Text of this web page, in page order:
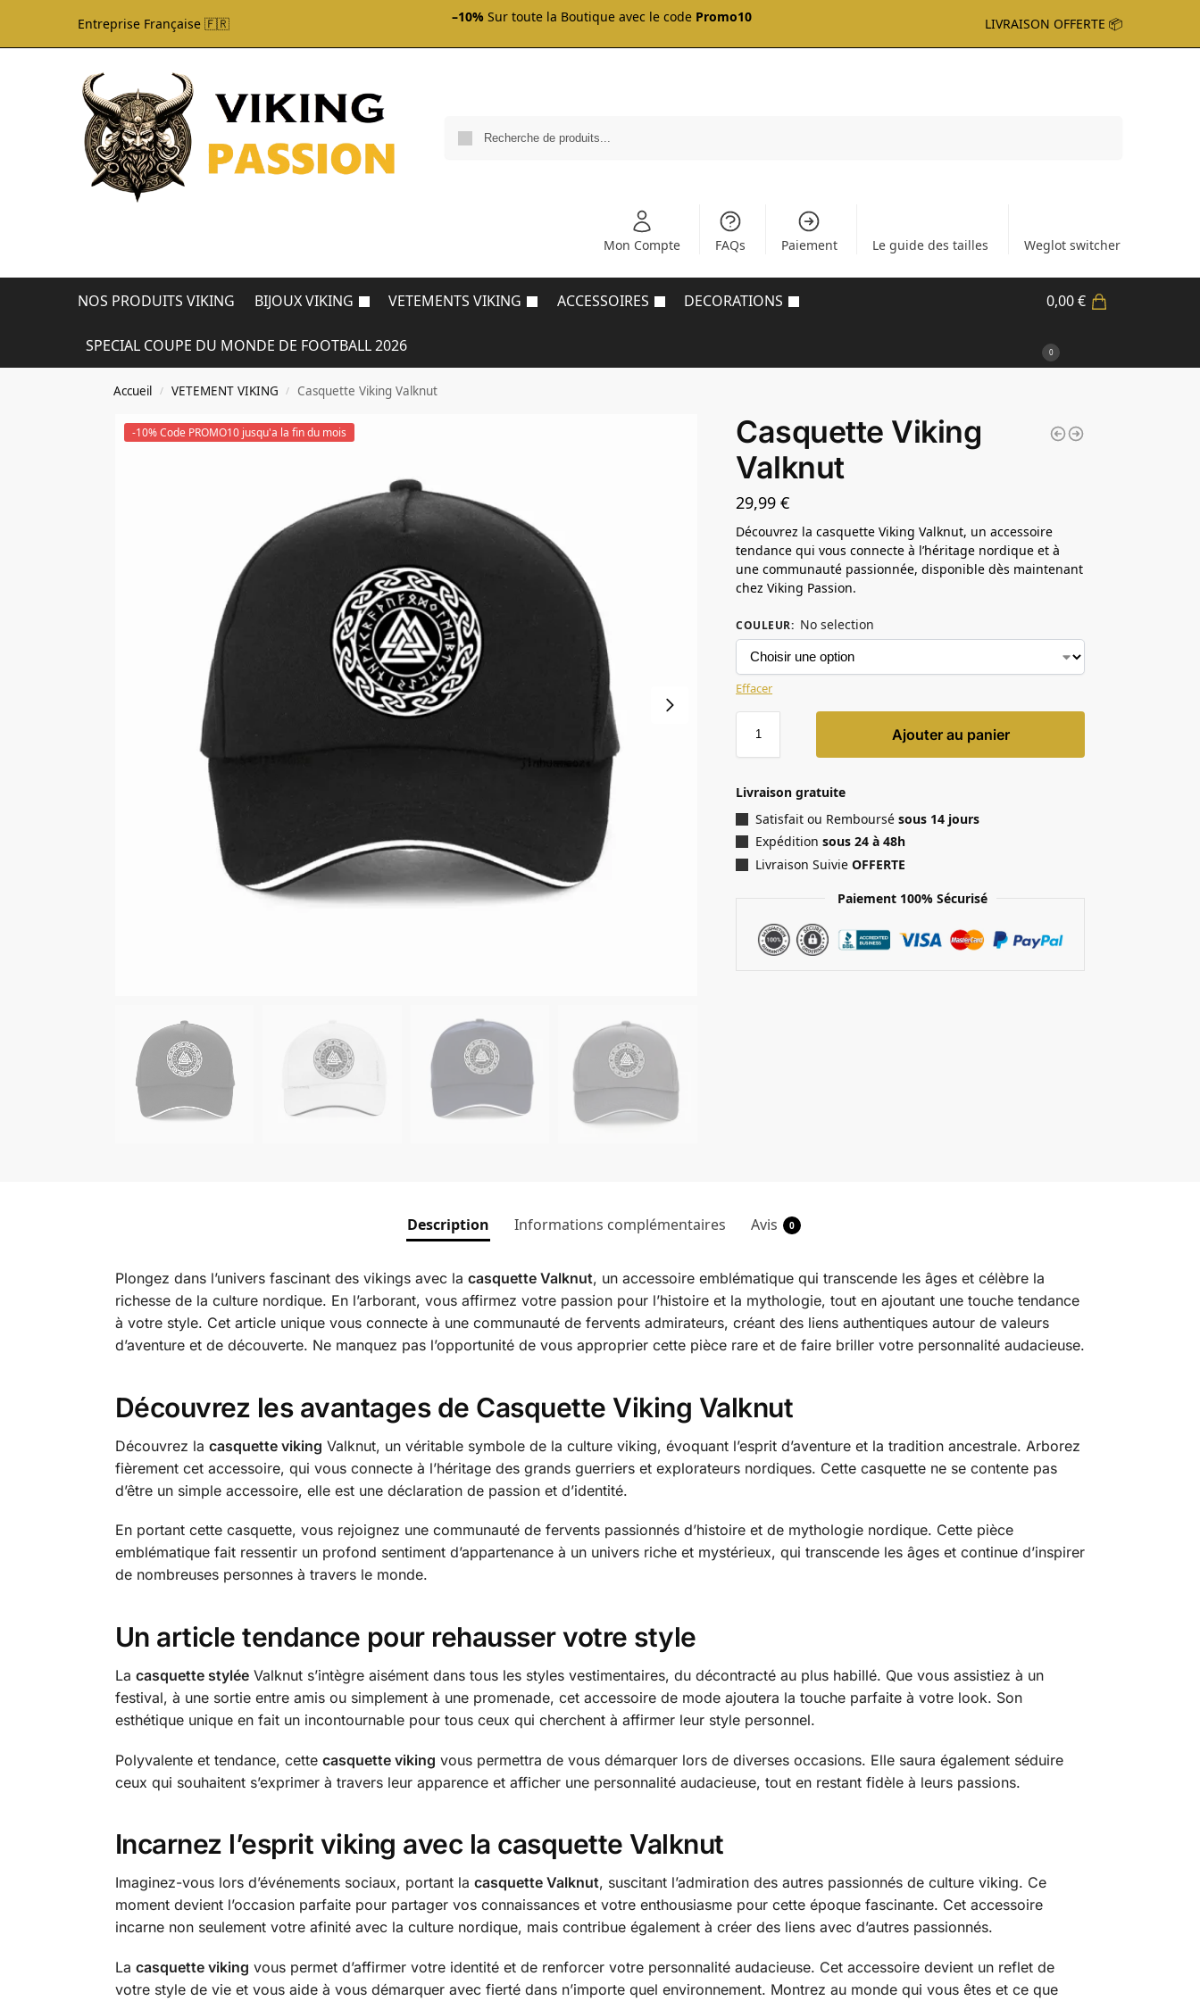
Entreprise Française 🇫🇷 –10% Sur toute la Boutique avec le code Promo10 LIVRAISON OFFERTE 📦
Mon Compte FAQs Paiement Le guide des tailles Weglot switcher
NOS PRODUITS VIKING BIJOUX VIKING VETEMENTS VIKING ACCESSOIRES DECORATIONS
SPECIAL COUPE DU MONDE DE FOOTBALL 2026
0,00€
0
Accueil / VETEMENT VIKING / Casquette Viking Valknut
-10% Code PROMO10 jusqu'a la fin du mois
Casquette Viking
Valknut
29,99€
Découvrez la casquette Viking Valknut, un accessoire
tendance qui vous connecte à l’héritage nordique et à
une communauté passionnée, disponible dès maintenant
chez Viking Passion.
COULEUR: No selection
Effacer
Ajouter au panier
Livraison gratuite
Satisfait ou Remboursésous 14 jours
Expédition sous 24 à 48h
Livraison SuivieOFFERTE
Paiement 100% Sécurisé
Description Informations complémentaires Avis 0
Plongez dans l’univers fascinant des vikings avec la casquette Valknut, un accessoire emblématique qui transcende les âges et célèbre la
richesse de la culture nordique. En l’arborant, vous affirmez votre passion pour l’histoire et la mythologie, tout en ajoutant une touche tendance
à votre style. Cet article unique vous connecte à une communauté de fervents admirateurs, créant des liens authentiques autour de valeurs
d’aventure et de découverte. Ne manquez pas l’opportunité de vous approprier cette pièce rare et de faire briller votre personnalité audacieuse.
Découvrez les avantages de Casquette Viking Valknut
Découvrez la casquette viking Valknut, un véritable symbole de la culture viking, évoquant l’esprit d’aventure et la tradition ancestrale. Arborez
fièrement cet accessoire, qui vous connecte à l’héritage des grands guerriers et explorateurs nordiques. Cette casquette ne se contente pas
d’être un simple accessoire, elle est une déclaration de passion et d’identité.
En portant cette casquette, vous rejoignez une communauté de fervents passionnés d’histoire et de mythologie nordique. Cette pièce
emblématique fait ressentir un profond sentiment d’appartenance à un univers riche et mystérieux, qui transcende les âges et continue d’inspirer
de nombreuses personnes à travers le monde.
Un article tendance pour rehausser votre style
La casquette styléeValknut s’intègre aisément dans tous les styles vestimentaires, du décontracté au plus habillé. Que vous assistiez à un
festival, à une sortie entre amis ou simplement à une promenade, cet accessoire de mode ajoutera la touche parfaite à votre look. Son
esthétique unique en fait un incontournable pour tous ceux qui cherchent à affirmer leur style personnel.
Polyvalente et tendance, cette casquette viking vous permettra de vous démarquer lors de diverses occasions. Elle saura également séduire
ceux qui souhaitent s’exprimer à travers leur apparence et afficher une personnalité audacieuse, tout en restant fidèle à leurs passions.
Incarnez l’esprit viking avec la casquette Valknut
Imaginez-vous lors d’événements sociaux, portant la casquette Valknut, suscitant l’admiration des autres passionnés de culture viking. Ce
moment devient l’occasion parfaite pour partager vos connaissances et votre enthousiasme pour cette époque fascinante. Cet accessoire
incarne non seulement votre afinité avec la culture nordique, mais contribue également à créer des liens avec d’autres passionnés.
La casquette viking vous permet d’affirmer votre identité et de renforcer votre personnalité audacieuse. Cet accessoire devient un reflet de
votre style de vie et vous aide à vous démarquer avec fierté dans n’importe quel environnement. Montrez au monde qui vous êtes et ce que